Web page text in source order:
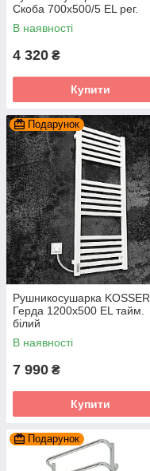
Скоба 700х500/5 ЕL рег.
В наявності
4 320 ₴
Купити
Подарунок
Рушникосушарка KOSSER
Герда 1200х500 EL тайм.
білий
В наявності
7 990 ₴
Купити
Подарунок